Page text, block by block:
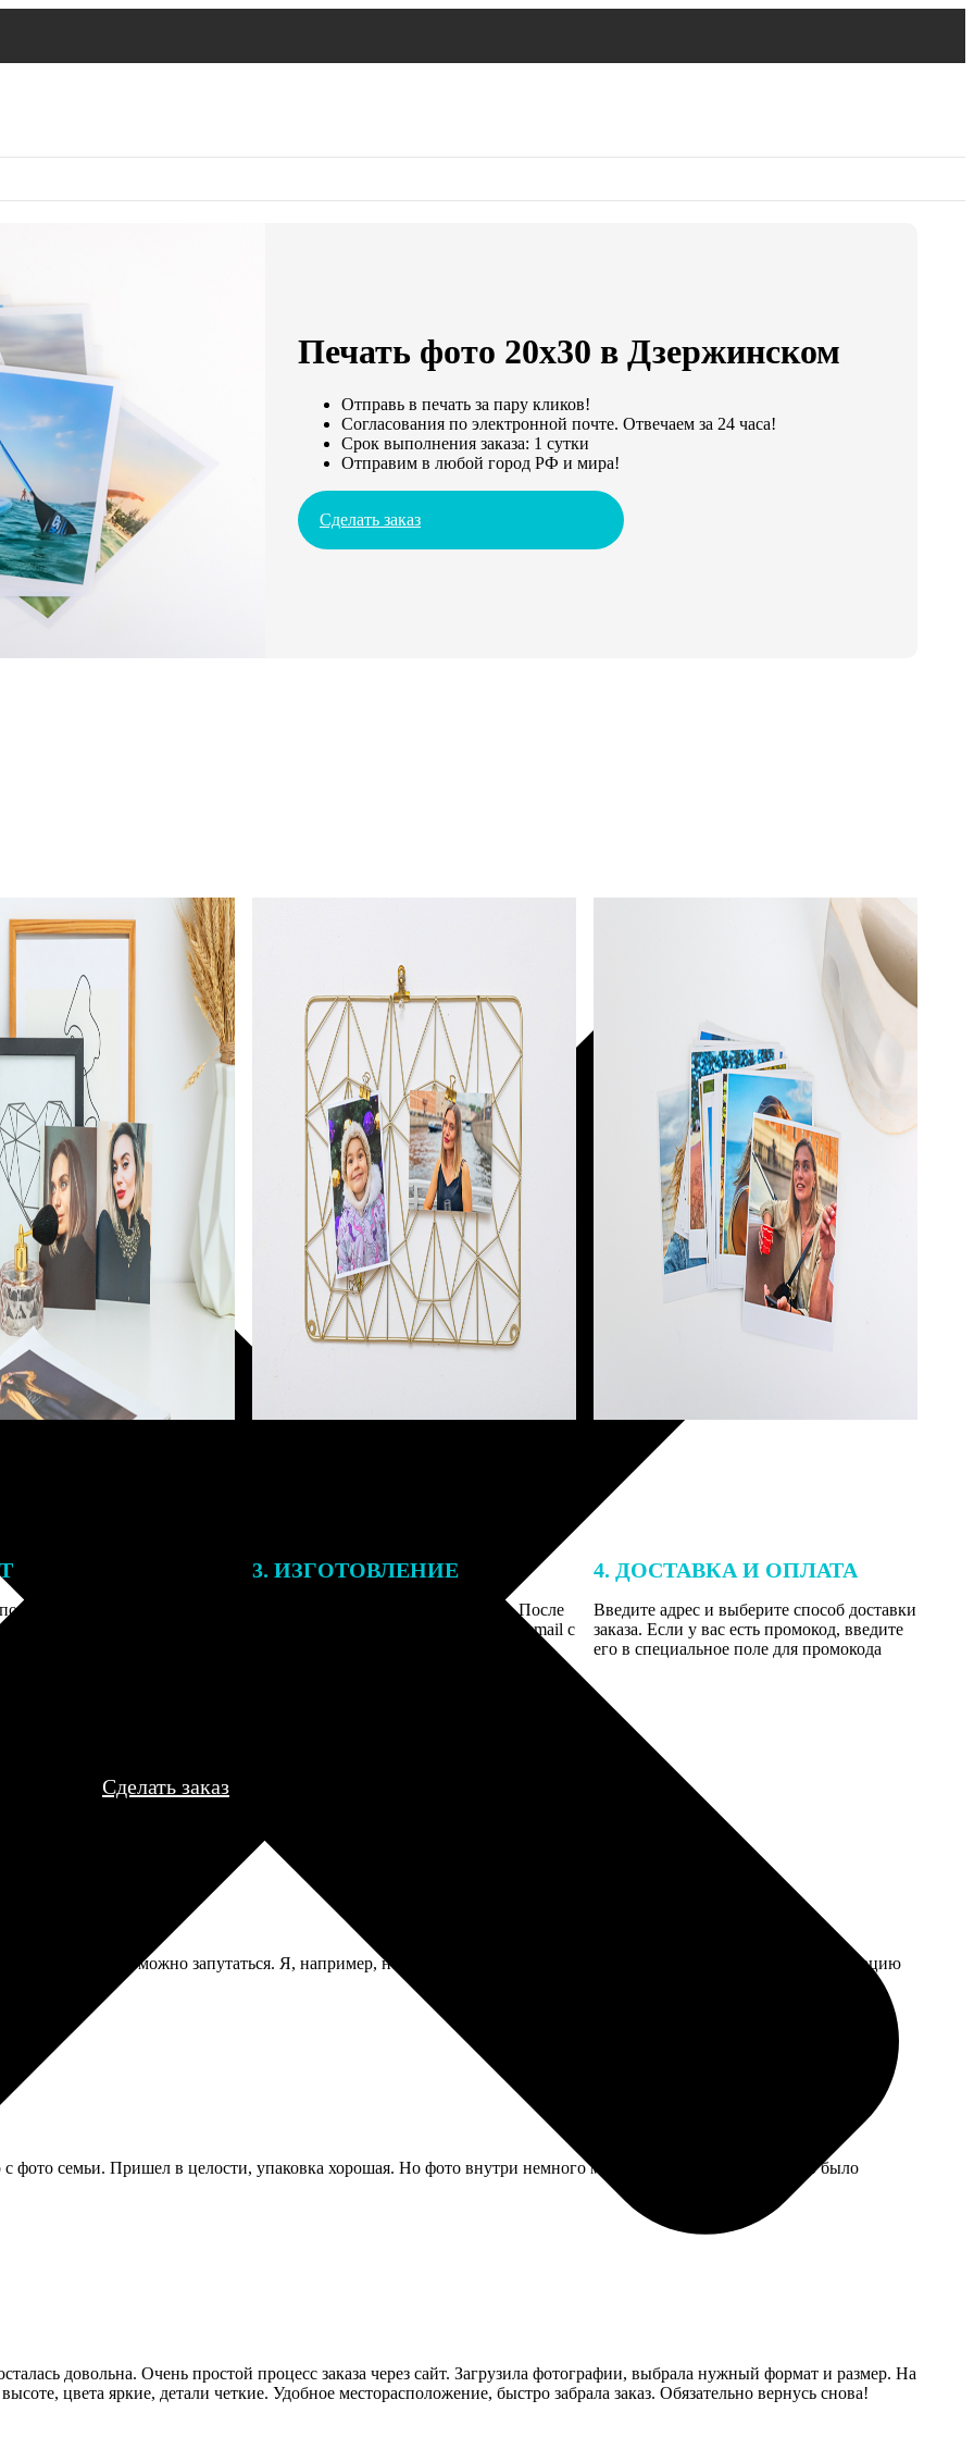
Печать фото 20х30 в Дзержинском
Отправь в печать за пару кликов!
Согласования по электронной почте. Отвечаем за 24 часа!
Срок выполнения заказа: 1 сутки
Отправим в любой город РФ и мира!
Сделать заказ
заказа к печати
могут связаться с Вами
телефону или email для
деталей.
3. ИЗГОТОВЛЕНИЕ
Оплатите заказ банковской картой. После
оплаты получите подтверждение на email с
описанием заказа. Когда отправим заказ
4. ДОСТАВКА И ОПЛАТА
Введите адрес и выберите способ доставки
заказа. Если у вас есть промокод, введите
его в специальное поле для промокода
Сделать заказ
в которых можно запутаться. Я, например, не сразу нашел где указать «без рамки». Лучше бы делали навигацию
с фото семьи. Пришел в целости, упаковка хорошая. Но фото внутри немного мутноватое, возможно, нужно было
довольна. Очень простой процесс заказа через сайт. Загрузила фотографии, выбрала нужный формат и размер. На
цвета яркие, детали четкие. Удобное месторасположение, быстро забрала заказ. Обязательно вернусь снова!